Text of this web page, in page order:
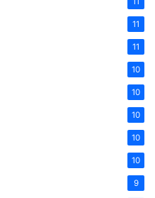
11
11
10
10
10
10
10
9